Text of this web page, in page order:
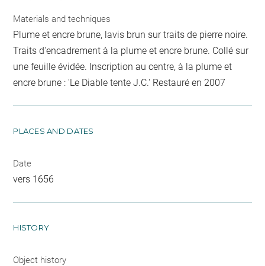
Materials and techniques
Plume et encre brune, lavis brun sur traits de pierre noire.
Traits d'encadrement à la plume et encre brune. Collé sur
une feuille évidée. Inscription au centre, à la plume et
encre brune : 'Le Diable tente J.C.' Restauré en 2007
PLACES AND DATES
Date
vers 1656
HISTORY
Object history